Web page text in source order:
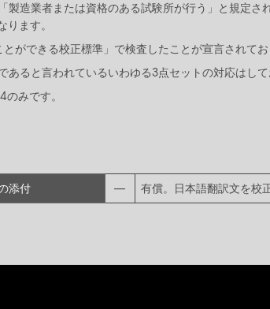
製造業者または資格のある試験所が行う」と規定
ます。
ができる校正標準」で検査したことが宣言されて
あると言われているいわゆる3点セットの対応はして
みです。
添付 ― 有償。日本語翻訳文を校